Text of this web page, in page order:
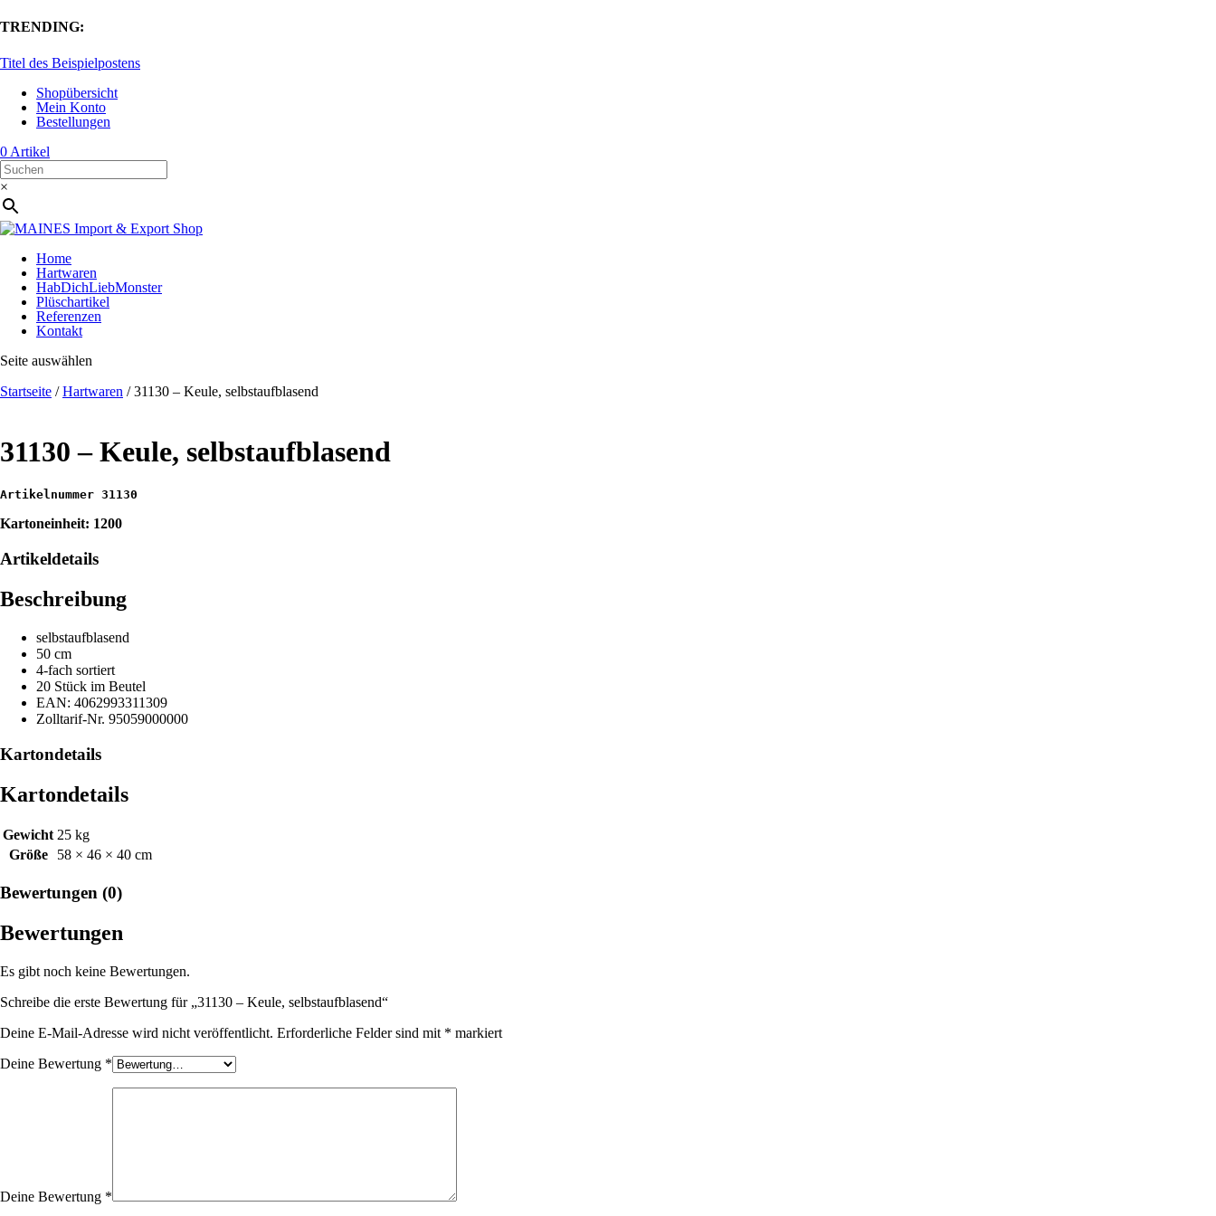
TRENDING:
Titel des Beispielpostens
Shopübersicht
Mein Konto
Bestellungen
0 Artikel
×
Home
Hartwaren
HabDichLiebMonster
Plüschartikel
Referenzen
Kontakt
Seite auswählen
Startseite /Hartwaren / 31130 – Keule, selbstaufblasend
31130 – Keule, selbstaufblasend
Artikelnummer 31130
Kartoneinheit: 1200
Artikeldetails
Beschreibung
selbstaufblasend
50 cm
4-fach sortiert
20 Stück im Beutel
EAN: 4062993311309
Zolltarif-Nr. 95059000000
Kartondetails
Kartondetails
Gewicht 25 kg
Größe
58 × 46 × 40 cm
Bewertungen (0)
Bewertungen
Es gibt noch keine Bewertungen.
Schreibe die erste Bewertung für „31130 – Keule, selbstaufblasend“
Deine E-Mail-Adresse wird nicht veröffentlicht. Erforderliche Felder sind mit * markiert
Deine Bewertung *
Deine Bewertung *